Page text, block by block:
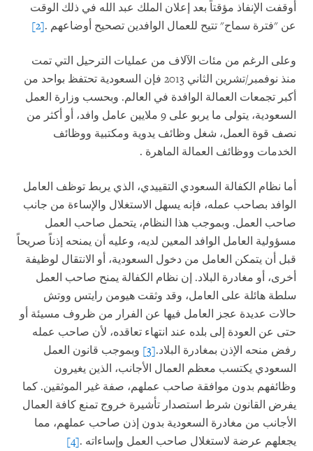
أوقفت الإنفاذ مؤقتاً بعد إعلان الملك عبد الله في ذلك الوقت
عن "فترة سماح" تتيح للعمال الوافدين تصحيح أوضاعهم .
[2]
وعلى الرغم من مئات الآلاف من عمليات الترحيل التي تمت
منذ نوفمبر/تشرين الثاني 2013 فإن السعودية تحتفظ بواحد من
أكبر تجمعات العمالة الوافدة في العالم. وبحسب وزارة العمل
السعودية، يتولى ما يربو على 9 ملايين عامل وافد، أو أكثر من
نصف قوة العمل، شغل وظائف يدوية ومكتبية ووظائف
الخدمات ووظائف العمالة الماهرة .
أما نظام الكفالة السعودي التقييدي، الذي يربط توظف العامل
الوافد بصاحب عمله، فإنه يسهل الاستغلال والإساءة من جانب
صاحب العمل. وبموجب هذا النظام، يتحمل صاحب العمل
مسؤولية العامل الوافد المعين لديه، وعليه أن يمنحه إذناً صريحاً
قبل أن يتمكن العامل من دخول السعودية، أو الانتقال لوظيفة
أخرى، أو مغادرة البلاد. إن نظام الكفالة يمنح صاحب العمل
سلطة هائلة على العامل، وقد وثقت هيومن رايتس ووتش
حالات عديدة عجز العامل فيها عن الفرار من ظروف مسيئة أو
حتى عن العودة إلى بلده عند انتهاء تعاقده، لأن صاحب عمله
رفض منحه الإذن بمغادرة البلاد.[3]
وبموجب قانون العمل
السعودي يكتسب معظم العمال الأجانب، الذين يغيرون
وظائفهم بدون موافقة صاحب عملهم، صفة غير الموثقين. كما
يفرض القانون شرط استصدار تأشيرة خروج تمنع كافة العمال
الأجانب من مغادرة السعودية بدون إذن صاحب عملهم، مما
يجعلهم عرضة لاستغلال صاحب العمل وإساءاته .
[4]